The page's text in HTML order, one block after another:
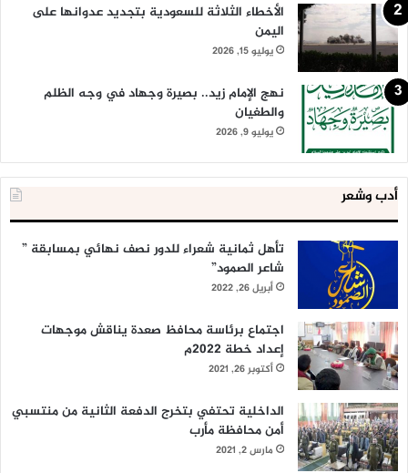
الأخطاء الثلاثة للسعودية بتجديد عدوانها على
اليمن
يوليو 15, 2026
نهج الإمام زيد.. بصيرة وجهاد في وجه الظلم
والطغيان
يوليو 9, 2026
أدب وشعر
تأهل ثمانية شعراء للدور نصف نهائي بمسابقة ”
شاعر الصمود”
أبريل 26, 2022
اجتماع برئاسة محافظ صعدة يناقش موجهات
إعداد خطة 2022م
أكتوبر 26, 2021
الداخلية تحتفي بتخرج الدفعة الثانية من منتسبي
أمن محافظة مأرب
مارس 2, 2021